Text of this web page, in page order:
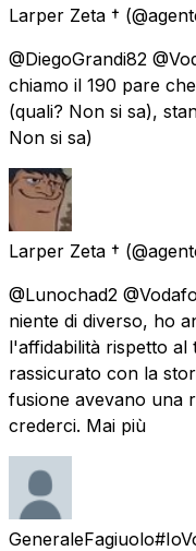
Larper Zeta †
@DiegoGrandi82
chiamo il 190 pare
(quali? Non si sa),
Non si sa)
Larper Zeta †
@Lunochad2
niente di diverso, ho
l'affidabilità rispetto al
rassicurato con la
fusione avevano una
crederci. Mai più